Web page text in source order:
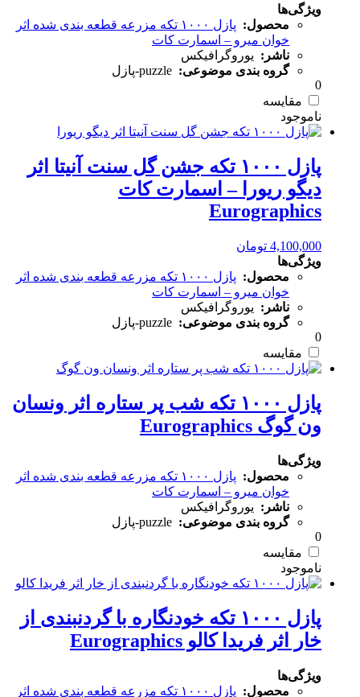
ویژگی‌ها
محصول:
پازل ۱۰۰۰ تکه مزرعه قطعه بندی شده اثر
خوان میرو – اسمارت کات
ناشر: یوروگرافیکس
گروه بندی موضوعی: puzzle-پازل
0
مقایسه
پازل ۱۰۰۰ تکه جشن گل سنت آنیتا اثر
دیگو ریورا – اسمارت کات
Eurographics
4,100,000 تومان
ویژگی‌ها
محصول:
پازل ۱۰۰۰ تکه مزرعه قطعه بندی شده اثر
خوان میرو – اسمارت کات
ناشر: یوروگرافیکس
گروه بندی موضوعی: puzzle-پازل
0
مقایسه
پازل ۱۰۰۰ تکه شب پر ستاره اثر ونسان
ون گوگ Eurographics
ویژگی‌ها
محصول:
پازل ۱۰۰۰ تکه مزرعه قطعه بندی شده اثر
خوان میرو – اسمارت کات
ناشر: یوروگرافیکس
گروه بندی موضوعی: puzzle-پازل
0
مقایسه
پازل ۱۰۰۰ تکه خودنگاره با گردنبندی از
خار اثر فریدا کالو Eurographics
ویژگی‌ها
محصول:
پازل ۱۰۰۰ تکه مزرعه قطعه بندی شده اثر